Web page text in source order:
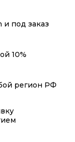
и под заказ
10%
регион РФ